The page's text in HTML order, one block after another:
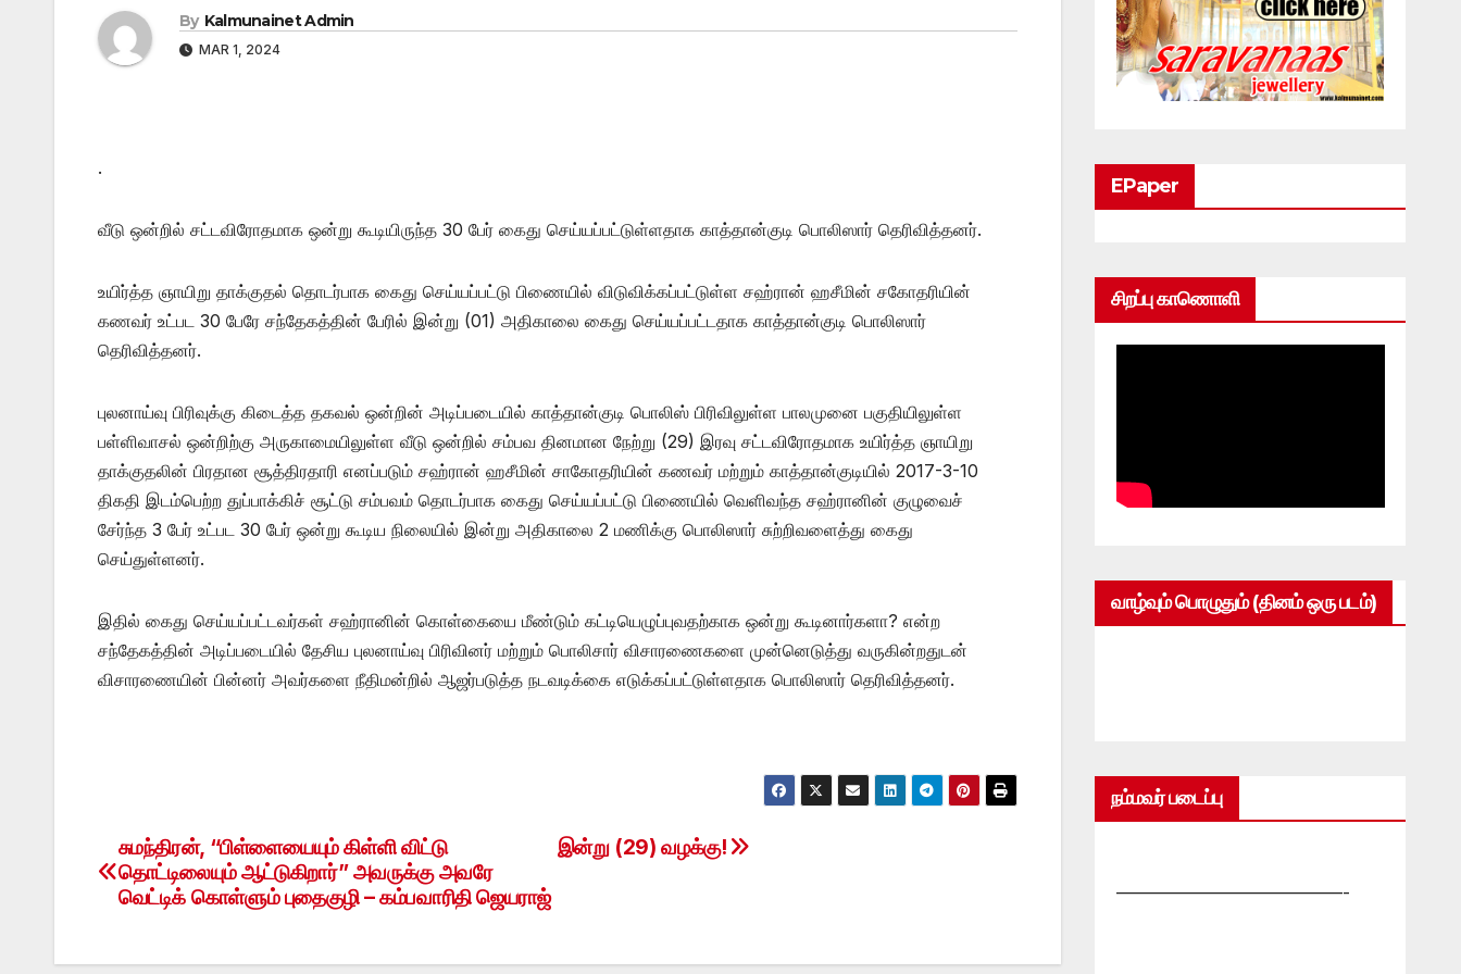
By Kalmunainet Admin
MAR 1, 2024
.
வீடு ஒன்றில் சட்டவிரோதமாக ஒன்று கூடியிருந்த 30 பேர் கைது செய்யப்பட்டுள்ளதாக காத்தான்குடி பொலிஸார் தெரிவித்தனர்.
உயிர்த்த ஞாயிறு தாக்குதல் தொடர்பாக கைது செய்யப்பட்டு பிணையில் விடுவிக்கப்பட்டுள்ள சஹ்ரான் ஹசீமின் சகோதரியின்
கணவர் உட்பட 30 பேரே சந்தேகத்தின் பேரில் இன்று (01) அதிகாலை கைது செய்யப்பட்டதாக காத்தான்குடி பொலிஸார்
தெரிவித்தனர்.
புலனாய்வு பிரிவுக்கு கிடைத்த தகவல் ஒன்றின் அடிப்படையில் காத்தான்குடி பொலிஸ் பிரிவிலுள்ள பாலமுனை பகுதியிலுள்ள
பள்ளிவாசல் ஒன்றிற்கு அருகாமையிலுள்ள வீடு ஒன்றில் சம்பவ தினமான நேற்று (29) இரவு சட்டவிரோதமாக உயிர்த்த ஞாயிறு
தாக்குதலின் பிரதான சூத்திரதாரி எனப்படும் சஹ்ரான் ஹசீமின் சாகோதரியின் கணவர் மற்றும் காத்தான்குடியில் 2017-3-10
திகதி இடம்பெற்ற துப்பாக்கிச் சூட்டு சம்பவம் தொடர்பாக கைது செய்யப்பட்டு பிணையில் வெளிவந்த சஹ்ரானின் குழுவைச்
சேர்ந்த 3 பேர் உட்பட 30 பேர் ஒன்று கூடிய நிலையில் இன்று அதிகாலை 2 மணிக்கு பொலிஸார் சுற்றிவளைத்து கைது
செய்துள்ளனர்.
இதில் கைது செய்யப்பட்டவர்கள் சஹ்ரானின் கொள்கையை மீண்டும் கட்டியெழுப்புவதற்காக ஒன்று கூடினார்களா? என்ற
சந்தேகத்தின் அடிப்படையில் தேசிய புலனாய்வு பிரிவினர் மற்றும் பொலிசார் விசாரணைகளை முன்னெடுத்து வருகின்றதுடன்
விசாரணையின் பின்னர் அவர்களை நீதிமன்றில் ஆஜர்படுத்த நடவடிக்கை எடுக்கப்பட்டுள்ளதாக பொலிஸார் தெரிவித்தனர்.
Post
navigation
இன்று (29) வழக்கு!
சுமந்திரன், “பிள்ளையையும் கிள்ளி விட்டு
தொட்டிலையும் ஆட்டுகிறார்” அவருக்கு அவரே
வெட்டிக் கொள்ளும் புதைகுழி – கம்பவாரிதி ஜெயராஜ்
EPaper
சிறப்பு காணொளி
வாழ்வும் பொழுதும் (தினம் ஒரு படம்)
நம்மவர் படைப்பு
—————————————-